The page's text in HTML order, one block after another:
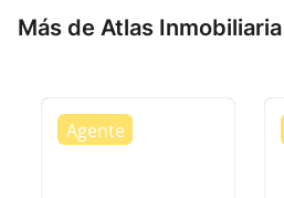
Más de Atlas Inmobiliaria